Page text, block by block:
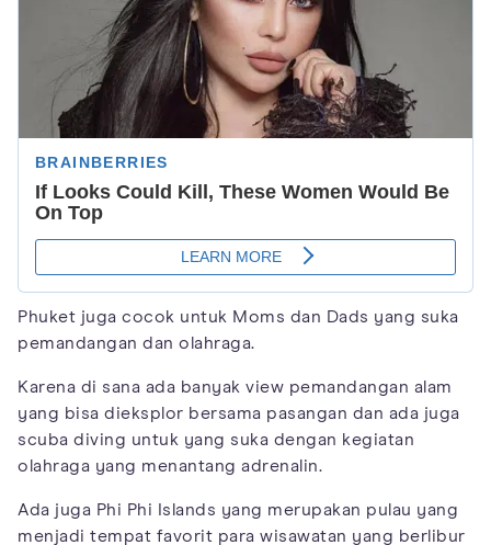
Phuket juga cocok untuk Moms dan Dads yang suka
pemandangan dan olahraga.
Karena di sana ada banyak view pemandangan alam
yang bisa dieksplor bersama pasangan dan ada juga
scuba diving untuk yang suka dengan kegiatan
olahraga yang menantang adrenalin.
Ada juga Phi Phi Islands yang merupakan pulau yang
menjadi tempat favorit para wisawatan yang berlibur